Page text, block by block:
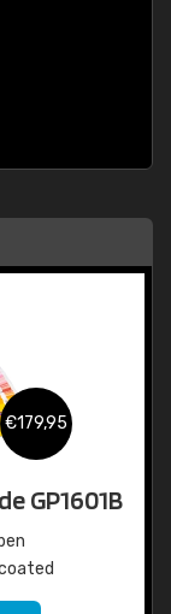
€179,95
GP1601B